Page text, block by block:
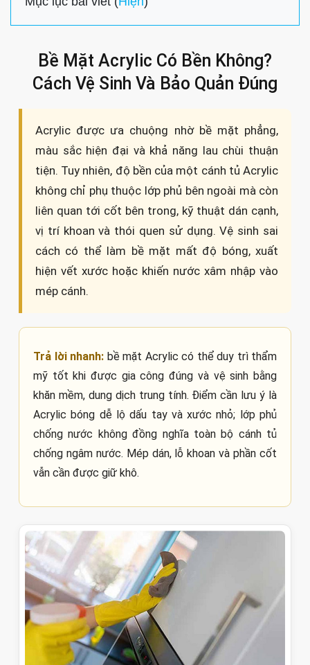
Bề Mặt Acrylic Có Bền Không?
Cách Vệ Sinh Và Bảo Quản Đúng
Acrylic được ưa chuộng nhờ bề mặt phẳng,
màu sắc hiện đại và khả năng lau chùi thuận
tiện. Tuy nhiên, độ bền của một cánh tủ Acrylic
không chỉ phụ thuộc lớp phủ bên ngoài mà còn
liên quan tới cốt bên trong, kỹ thuật dán cạnh,
vị trí khoan và thói quen sử dụng. Vệ sinh sai
cách có thể làm bề mặt mất độ bóng, xuất
hiện vết xước hoặc khiến nước xâm nhập vào
mép cánh.
Trả lời nhanh: bề mặt Acrylic có thể duy trì thẩm
mỹ tốt khi được gia công đúng và vệ sinh bằng
khăn mềm, dung dịch trung tính. Điểm cần lưu ý là
Acrylic bóng dễ lộ dấu tay và xước nhỏ; lớp phủ
chống nước không đồng nghĩa toàn bộ cánh tủ
chống ngâm nước. Mép dán, lỗ khoan và phần cốt
vẫn cần được giữ khô.